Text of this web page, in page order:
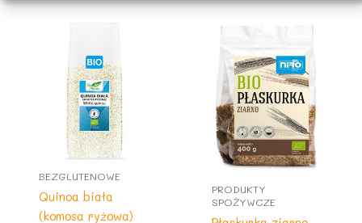
BEZGLUTENOWE
Quinoa biała
(komosa ryżowa)
PRODUKTY
SPOŻYWCZE